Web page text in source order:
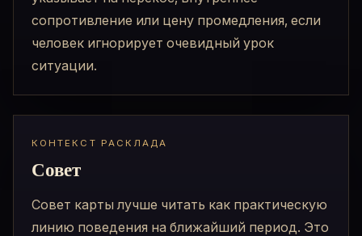
сопротивление или цену промедления, если
человек игнорирует очевидный урок
ситуации.
КОНТЕКСТ РАСКЛАДА
Совет
Совет карты лучше читать как практическую
линию поведения на ближайший период. Это